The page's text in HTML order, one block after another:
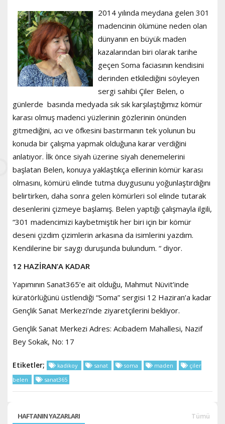
2014 yılında meydana gelen 301
madencinin ölümüne neden olan
dünyanın en büyük maden
kazalarından biri olarak tarihe
geçen Soma faciasının kendisini
derinden etkilediğini söyleyen
sergi sahibi Çiler Belen, o
günlerde basında medyada sık sık karşılaştığımız kömür
karası olmuş madenci yüzlerinin gözlerinin önünden
gitmediğini, acı ve öfkesini bastırmanın tek yolunun bu
konuda bir çalışma yapmak olduğuna karar verdiğini
anlatıyor. İlk önce siyah üzerine siyah denemelerini
başlatan Belen, konuya yaklaştıkça ellerinin kömür karası
olmasını, kömürü elinde tutma duygusunu yoğunlaştırdığını
belirtirken, daha sonra gelen kömürleri sol elinde tutarak
desenlerini çizmeye başlamış. Belen yaptığı çalışmayla ilgili,
“301 madencimizi kaybetmiştik her biri için bir kömür
deseni çizdim çizimlerin arkasına da isimlerini yazdım.
Kendilerine bir saygı duruşunda bulundum. “ diyor.
12 HAZİRAN’A KADAR
Yapımının Sanat365’e ait olduğu, Mahmut Nüvit’inde
küratörlüğünü üstlendiği “Soma” sergisi 12 Haziran’a kadar
Gençlik Sanat Merkezi’nde ziyaretçilerini bekliyor.
Gençlik Sanat Merkezi Adres: Acıbadem Mahallesi, Nazif
Bey Sokak, No: 17
Etiketler; kadikoy sanat soma maden
çiler
belen
sanat365
HAFTANIN YAZARLARI Tümü